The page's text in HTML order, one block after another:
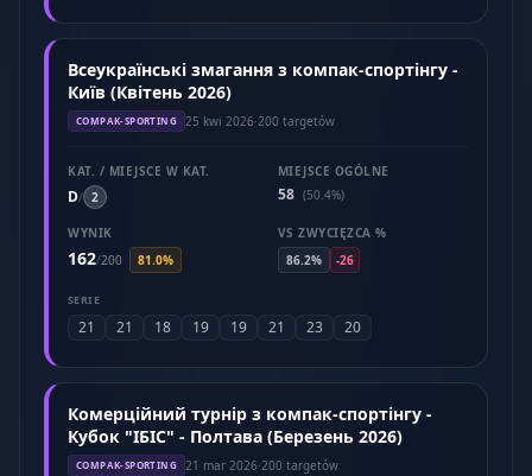
Всеукраїнські змагання з компак-спортінгу -
Київ (Квітень 2026)
COMPAK-SPORTING 25 kwi 2026·200 targetów
KAT. / MIEJSCE W KAT.
D/ 2
MIEJSCE OGÓLNE
58 (50.4%)
WYNIK
162/200 81.0%
VS ZWYCIĘZCA %
86.2%
-26
SERIE
21 21 18 19 19 21 23 20
Комерційний турнір з компак-спортінгу -
Кубок "ІБІС" - Полтава (Березень 2026)
COMPAK-SPORTING 21 mar 2026·200 targetów